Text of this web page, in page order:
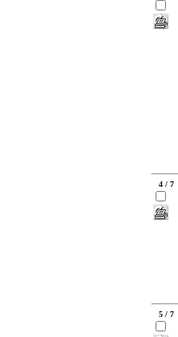
4 / 7
5 / 7